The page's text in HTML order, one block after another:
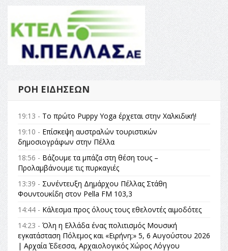
ΡΟΉ ΕΙΔΉΣΕΩΝ
19:13 - Το πρώτο Puppy Yoga έρχεται στην Χαλκιδική!
19:10 - Επίσκεψη αυστραλών τουριστικών
δημοσιογράφων στην Πέλλα
18:56 - Βάζουμε τα μπάζα στη θέση τους –
Προλαμβάνουμε τις πυρκαγιές
13:39 - Συνέντευξη Δημάρχου Πέλλας Στάθη
Φουντουκίδη στον Pella FM 103,3
14:44 - Κάλεσμα προς όλους τους εθελοντές αιμοδότες
14:23 - Όλη η Ελλάδα ένας πολιτισμός Μουσική
εγκατάσταση Πόλεμος και «Ειρήνη;» 5, 6 Αυγούστου 2026
| Αρχαία Έδεσσα, Αρχαιολογικός Χώρος Λόγγου